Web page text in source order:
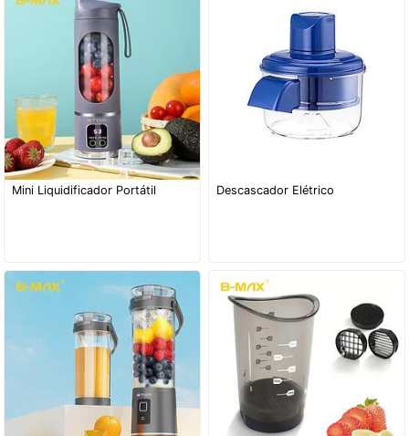
Mini Liquidificador Portátil Descascador Elétrico